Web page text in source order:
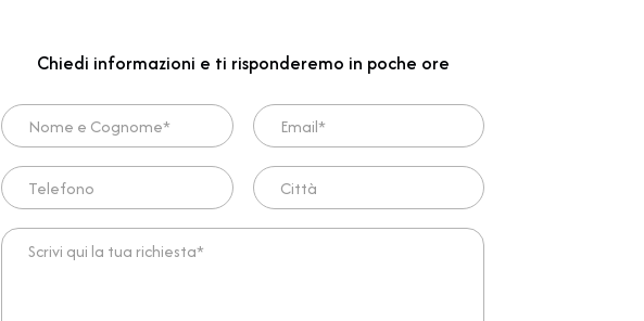
Chiedi informazioni e ti risponderemo in poche ore
Nome e Cognome* Email*
Telefono Città
Scrivi qui la tua richiesta*